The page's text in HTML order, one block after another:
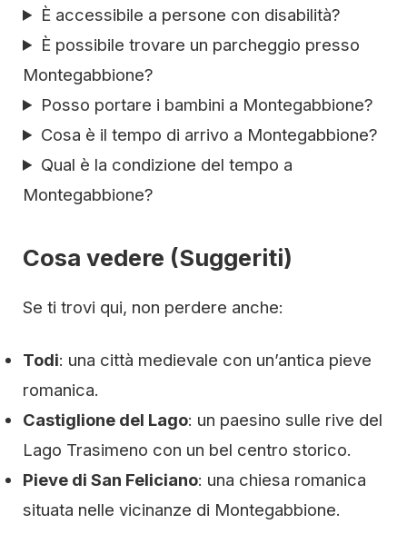
È accessibile a persone con disabilità?
È possibile trovare un parcheggio presso
Montegabbione?
Posso portare i bambini a Montegabbione?
Cosa è il tempo di arrivo a Montegabbione?
Qual è la condizione del tempo a
Montegabbione?
Cosa vedere (Suggeriti)
Se ti trovi qui, non perdere anche:
Todi: una città medievale con un’antica pieve
romanica.
Castiglione del Lago: un paesino sulle rive del
Lago Trasimeno con un bel centro storico.
Pieve di San Feliciano: una chiesa romanica
situata nelle vicinanze di Montegabbione.